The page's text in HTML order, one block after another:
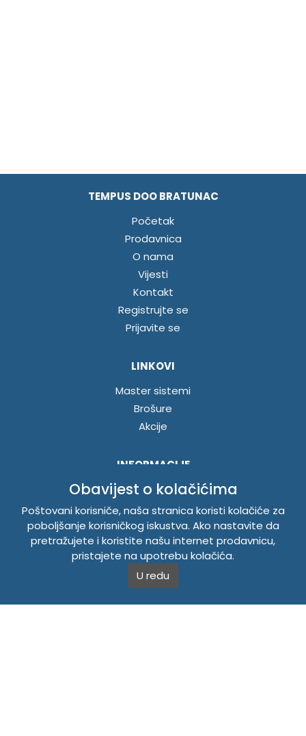
TEMPUS DOO BRATUNAC
Početak
Prodavnica
O nama
Vijesti
Kontakt
Registrujte se
Prijavite se
LINKOVI
Master sistemi
Brošure
Akcije
INFORMACIJE
Politika o kolačićima
Uslovi korištenja
Politika privatnosti
TEMPUS DOO BRATUNAC
Obavijest o kolačićima
Poštovani korisniče, naša stranica koristi kolačiće za
poboljšanje korisničkog iskustva. Ako nastavite da
pretražujete i koristite našu internet prodavnicu,
pristajete na upotrebu kolačića.
U redu